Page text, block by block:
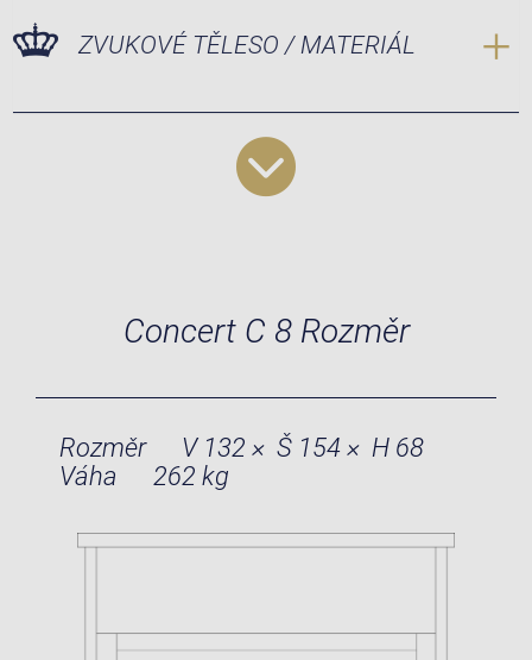
ZVUKOVÉ TĚLESO / MATERIÁL
Concert C 8 Rozměr
Rozměr
V 132 × Š 154 × H 68
Váha
262 kg